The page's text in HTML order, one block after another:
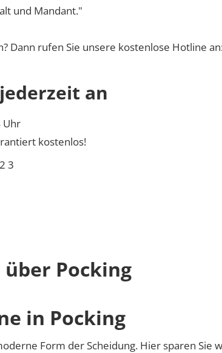
und Mandant."
Dann rufen Sie unsere kostenlose Hotline
an
Uhr
kostenlos!
3
Pocking
in Pocking
Form der Scheidung. Hier sparen Sie